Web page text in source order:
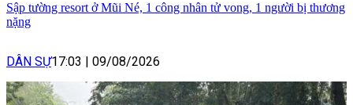
Sập tường resort ở Mũi Né, 1 công nhân tử vong, 1 người bị thương
nặng
DÂN SỰ17:03 09/08/2026